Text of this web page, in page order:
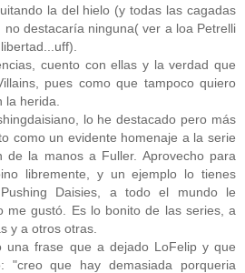
la del hielo (y todas las cagadas
no destacaría ninguna( ver a loa Petrelli
cuento con ellas y la verdad que
pues como que tampoco quiero
la herida.
lo he destacado pero más
como un evidente homenaje a la serie
de la manos a Fuller. Aprovecho para
libremente, y un ejemplo lo tienes
Daisies, a todo el mundo le
me gustó. Es lo bonito de las series, a
y a otros otras.
una frase que a dejado LoFelip y que
"creo que hay demasiada porqueria